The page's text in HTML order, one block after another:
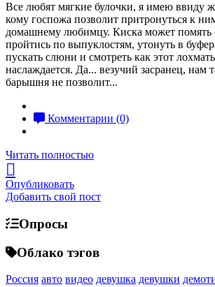
Все любят мягкие булочки, я имею ввиду
кому госпожа позволит притронуться к
домашнему любимцу. Киска может помять
пройтись по выпуклостям, утонуть в
пускать слюни и смотреть как этот
наслаждается. Да... везучий засранец, нам
барышня не позволит...
Комментарии (0)
Читать полностью
Опубликовать
Добавить свой пост
Опросы
Облако тэгов
Россия авто видео девушка девушки